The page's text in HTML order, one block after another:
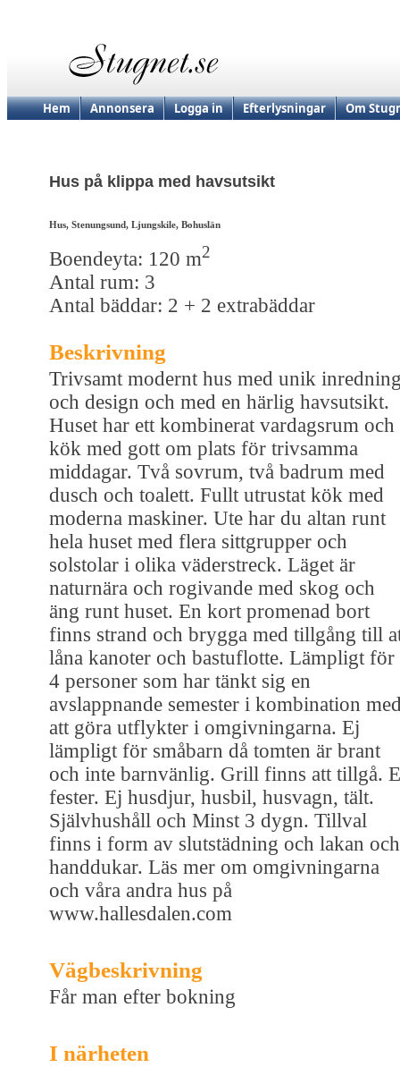
Hem Annonsera Logga in Efterlysningar Om
Hus på klippa med havsutsikt
Hus, Stenungsund, Ljungskile, Bohuslän
Boendeyta: 120 m2
Antal rum: 3
Antal bäddar: 2 + 2 extrabäddar
Beskrivning
Trivsamt modernt hus med unik
och design och med en härlig havsutsikt.
Huset har ett kombinerat vardagsrum och
kök med gott om plats för trivsamma
middagar. Två sovrum, två badrum med
dusch och toalett. Fullt utrustat kök med
moderna maskiner. Ute har du altan runt
hela huset med flera sittgrupper och
solstolar i olika väderstreck. Läget är
naturnära och rogivande med skog och
äng runt huset. En kort promenad bort
finns strand och brygga med tillgång till
låna kanoter och bastuflotte. Lämpligt för
4 personer som har tänkt sig en
avslappnande semester i kombination
att göra utflykter i omgivningarna. Ej
lämpligt för småbarn då tomten är brant
och inte barnvänlig. Grill finns att tillgå.
fester. Ej husdjur, husbil, husvagn, tält.
Självhushåll och Minst 3 dygn. Tillval
finns i form av slutstädning och lakan och
handdukar. Läs mer om omgivningarna
och våra andra hus på
www.hallesdalen.com
Vägbeskrivning
Får man efter bokning
I närheten